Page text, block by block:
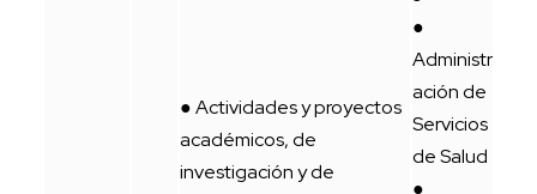
● Actividades y proyectos
académicos, de
investigación y de
●
Administr
ación de
Servicios
de Salud
●